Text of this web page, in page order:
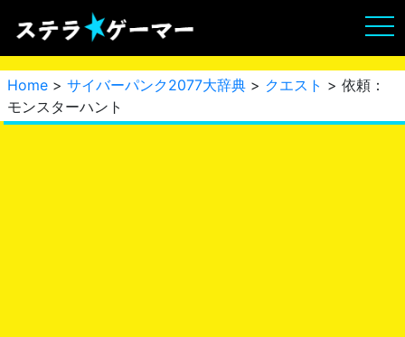
Home > サイバーパンク2077大辞典 > クエスト > 依頼：
モンスターハント